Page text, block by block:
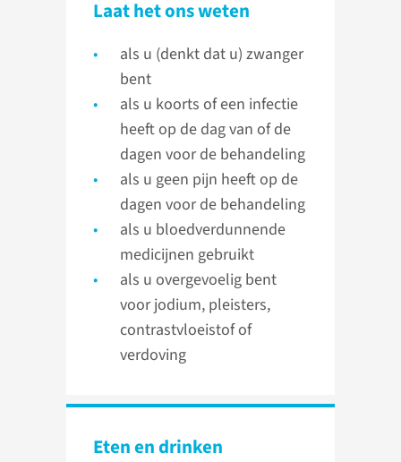
Laat het ons weten
als u (denkt dat u) zwanger
bent
als u koorts of een infectie
heeft op de dag van of de
dagen voor de behandeling
als u geen pijn heeft op de
dagen voor de behandeling
als u bloedverdunnende
medicijnen gebruikt
als u overgevoelig bent
voor jodium, pleisters,
contrastvloeistof of
verdoving
Eten en drinken